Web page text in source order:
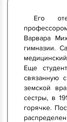
Его
Варвара
гимназии.
Еще
связанную
земской
сестры, в
горячке.